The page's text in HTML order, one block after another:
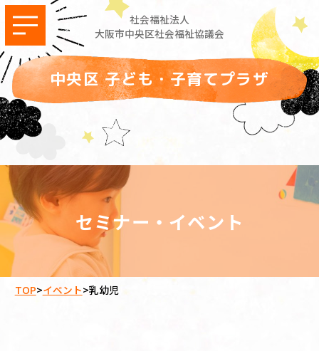
社会福祉法人
大阪市中央区社会福祉協議会
中央区 子ども・子育てプラザ
セミナー・イベント
TOP>イベント>乳幼児